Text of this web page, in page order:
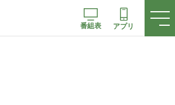
番組表 アプリ